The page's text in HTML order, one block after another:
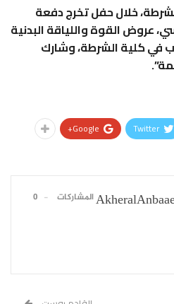
خلال حفل تخرج دفعة
عروض القوة واللياقة البدنية
في كلية الشرطة، وشارك
Twitter
Google+
0